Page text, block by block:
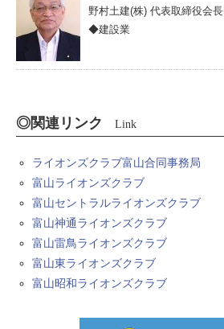
野村土建(株) 代表取締役会長
◆建設業
◎関連リンク Link
ライオンズクラブ富山合同事務局
富山ライオンズクラブ
富山セントラルライオンズクラブ
富山神通ライオンズクラブ
富山雷鳥ライオンズクラブ
富山東ライオンズクラブ
富山昭和ライオンズクラブ